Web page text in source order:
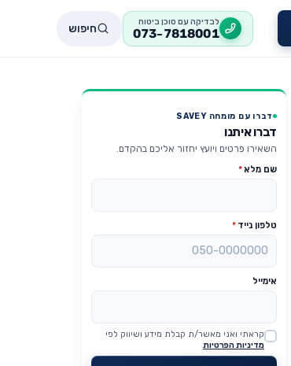
לבדיקה עם סוכן ביטוח
073-7818001 חיפוש
דברו עם מומחה SAVEY
דברו איתנו
השאירו פרטים ויועץ יחזור אליכם בהקדם.
שם מלא*
טלפון נייד *
אימייל
Website
קראתי ואני מאשר/ת קבלת מידע ושיווק לפי
מדיניות הפרטיות